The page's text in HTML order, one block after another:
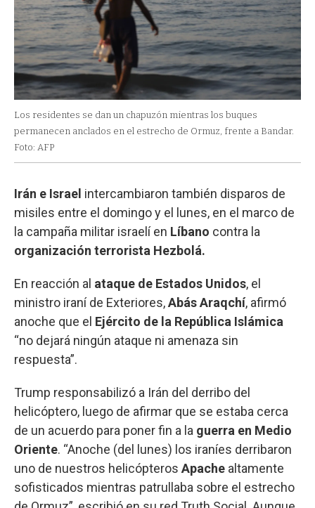
Los residentes se dan un chapuzón mientras los buques
permanecen anclados en el estrecho de Ormuz, frente a Bandar.
Foto: AFP
Irán e Israel intercambiaron también disparos de
misiles entre el domingo y el lunes, en el marco de
la campaña militar israelí en Líbano contra la
organización terrorista Hezbolá.
En reacción al ataque de Estados Unidos, el
ministro iraní de Exteriores,AbásAraqchí, afirmó
anoche que el Ejército de la República Islámica
“no dejará ningún ataque ni amenaza sin
respuesta”.
Trump responsabilizó a Irán del derribo del
helicóptero, luego de afirmar que se estaba cerca
de un acuerdo para poner fin a la guerra en Medio
Oriente. “Anoche (del lunes) los iraníes derribaron
uno de nuestros helicópteros Apache altamente
sofisticados mientras patrullaba sobre el estrecho